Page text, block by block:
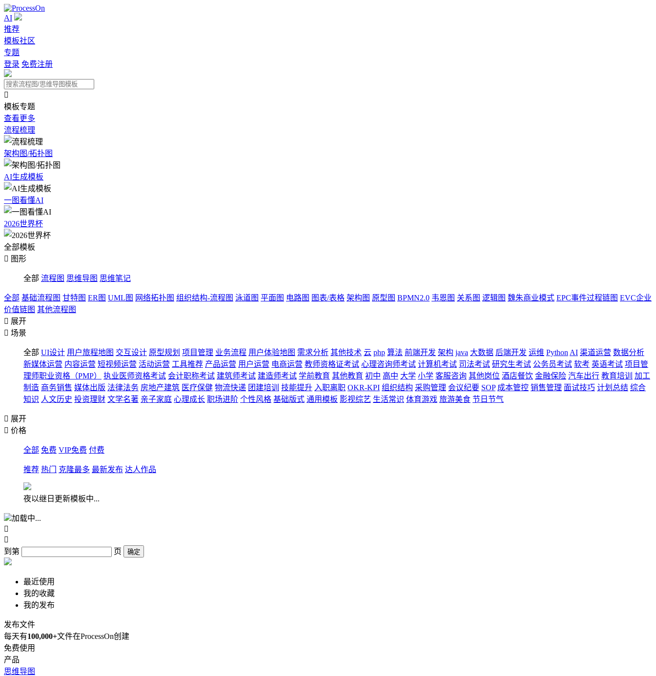
AI
推荐
模板社区
专题
登录 免费注册

模板专题
查看更多
流程梳理
架构图/拓扑图
AI生成模板
一图看懂AI
2026世界杯
全部模板
 图形
全部 流程图 思维导图 思维笔记
全部 基础流程图 甘特图 ER图 UML图 网络拓扑图 组织结构-流程图 泳道图 平面图 电路图 图表/表格 架构图 原型图 BPMN2.0 韦恩图 关系图 逻辑图 魏朱商业模式 EPC事件过程链图 EVC企业
价值链图 其他流程图
 展开
 场景
全部 UI设计 用户旅程地图 交互设计 原型规划 项目管理 业务流程 用户体验地图 需求分析 其他技术 云 php 算法 前端开发 架构 java 大数据 后端开发 运维 Python AI 渠道运营 数据分析
新媒体运营 内容运营 短视频运营 活动运营 工具推荐 产品运营 用户运营 电商运营 教师资格证考试 心理咨询师考试 计算机考试 司法考试 研究生考试 公务员考试 软考 英语考试 项目管
理师职业资格（PMP）
执业医师资格考试 会计职称考试 建筑师考试 建造师考试 学前教育 其他教育 初中 高中 大学 小学 客服咨询 其他岗位 酒店餐饮 金融保险 汽车出行 教育培训
加工
制造 商务销售 媒体出版 法律法务 房地产建筑 医疗保健 物流快递 团建培训 技能提升 入职离职 OKR-KPI 组织结构 采购管理 会议纪要 SOP 成本管控 销售管理 面试技巧 计划总结 综合
知识 人文历史 投资理财 文学名著 亲子家庭 心理成长 职场进阶 个性风格 基础版式 通用模板 影视综艺 生活常识 体育游戏 旅游美食 节日节气
 展开
 价格
全部 免费 VIP免费 付费
推荐 热门 克隆最多 最新发布 达人作品
夜以继日更新模板中...
加载中...


到第
页 确定
最近使用
我的收藏
我的发布
发布文件
每天有100,000+文件在ProcessOn创建
免费使用
产品
思维导图